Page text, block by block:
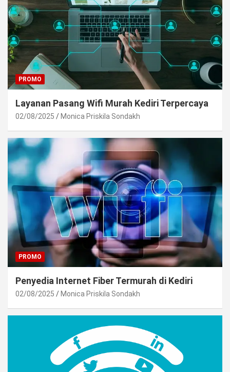
PROMO
Layanan Pasang Wifi Murah Kediri Terpercaya
02/08/2025 Monica Priskila Sondakh
PROMO
Penyedia Internet Fiber Termurah di Kediri
02/08/2025 Monica Priskila Sondakh